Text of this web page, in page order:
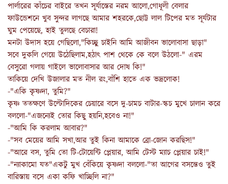
পার্লারের কাঁচের বাইরে তখন সূর্যাস্তের নরম আলো,গোধূলী বেলার
ফাউন্ডেশনে খুব সুন্দর লাগছে আমার শহরকে,ছোট্ট লাল টিপের মত সূর্যটার
ঘুম পেয়েছে, হাই তুলছে বেচারা!
মনটা উদাস হয়ে গেছিলো,"কিচ্ছু চাইনি আমি আজীবন ভালোবাসা ছাড়া"
সবে দুকলি গেয়ে উঠেছিলাম,হঠাৎ পাশ থেকে কে বলে উঠলো-" এরম
বেসুরো গলায় গাইলে ভালোবাসার আর দোষ কি!"
তাকিয়ে দেখি উজালার মত নীল রং,বাঁশি হাতে এক ভদ্রলোক!
-"একি কৃষ্ণদা, তুমি?"
কৃষ্ণ ততক্ষণে উল্টোদিকের চেয়ারে বসে দু-চামচ বাটার-স্কচ মুখে চালান করে
বললো-"এজন্যেই তোর কিছু হয়নি,হবেও না!"
-"আমি কি করলাম আবার?"
-"সব মেয়ের আমি সখা,আর তুই কিনা আমাকে ব্রো-জোন করছিস!"
-"আরে বস, তুমি তো টি-টোয়েন্টি প্লেয়ার, আমি টেস্ট ম্যাচ প্লেয়ার চাই!"
-"ন্যাকামো যত"একটু মুখ বেঁকিয়ে কৃষ্ণদা বললো-"তা আগের বসন্তেও তুই
বারিস্তায় বসে একা কফি খাচ্ছিলি না?"